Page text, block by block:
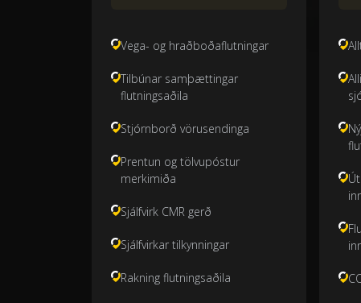
Vega- og hraðboðaflutningar
Tilbúnar samþættingar
flutningsaðila
Stjórnborð vörusendinga
Prentun og tölvupóstur
merkimiða
Sjálfvirk CMR gerð
Sjálfvirkar tilkynningar
Rakning flutningsaðila